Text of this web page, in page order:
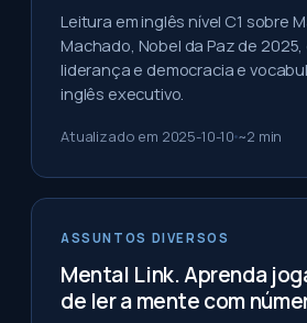
Leitura em inglês nível C1 sobre
Machado, Nobel da Paz de
liderança e democracia e
inglês executivo.
Atualizado em 2025-10-10 ~2 min
ASSUNTOS DIVERSOS
Mental Link. Aprenda
de ler a mente com